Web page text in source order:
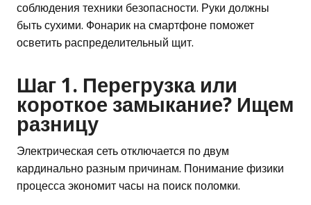
соблюдения техники безопасности. Руки должны
быть сухими. Фонарик на смартфоне поможет
осветить распределительный щит.
Шаг 1. Перегрузка или
короткое замыкание? Ищем
разницу
Электрическая сеть отключается по двум
кардинально разным причинам. Понимание физики
процесса экономит часы на поиск поломки.